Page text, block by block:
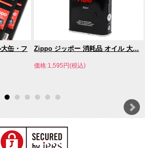
缶・フ
Zippo ジッポー 消耗品 オイル 大...
価格:1,595円(税込)